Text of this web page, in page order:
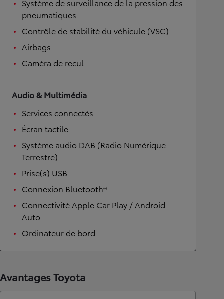
Système de surveillance de la pression des
pneumatiques
Contrôle de stabilité du véhicule (VSC)
Airbags
Caméra de recul
Audio & Multimédia
Services connectés
Écran tactile
Système audio DAB (Radio Numérique
Terrestre)
Prise(s) USB
Connexion Bluetooth®
Connectivité Apple Car Play / Android
Auto
Ordinateur de bord
Avantages Toyota